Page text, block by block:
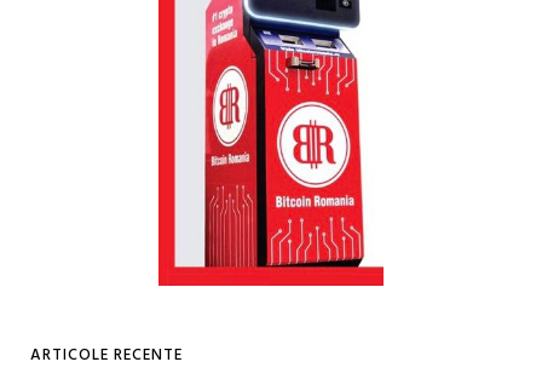
ARTICOLE RECENTE